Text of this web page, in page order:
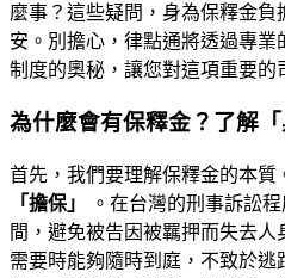
麼事？這些疑問，身為保釋金
安。別擔心，律點通將透過專
制度的奧秘，讓您對這項重要的
為什麼會有保釋金？了解
首先，我們要理解保釋金的本
「擔保」
。在台灣的刑事訴訟
間，避免被告因被羈押而失去
需要時能夠隨時到庭，不致於